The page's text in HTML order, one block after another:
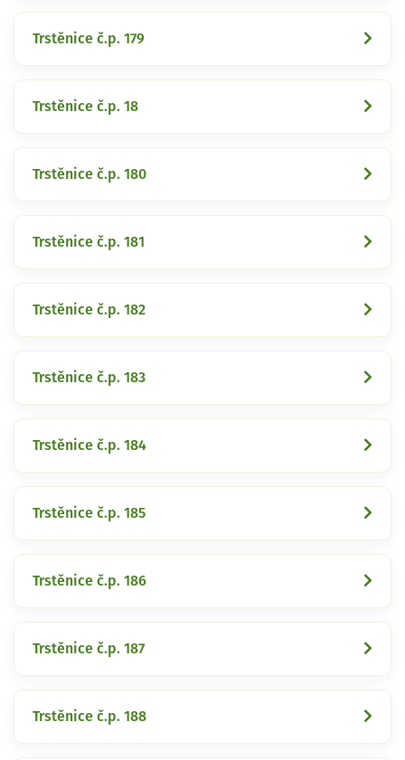
Trstěnice č.p. 179
Trstěnice č.p. 18
Trstěnice č.p. 180
Trstěnice č.p. 181
Trstěnice č.p. 182
Trstěnice č.p. 183
Trstěnice č.p. 184
Trstěnice č.p. 185
Trstěnice č.p. 186
Trstěnice č.p. 187
Trstěnice č.p. 188